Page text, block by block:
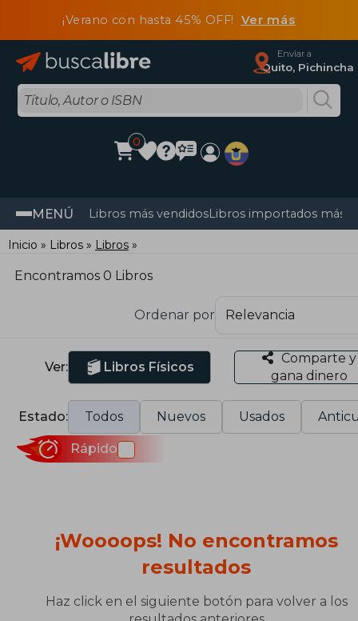
¡Verano con hasta 45% OFF! Ver más
Enviar a
Quito, Pichincha
0
MENÚ Libros más vendidosLibros importados más
Inicio Libros Libros
Encontramos 0 Libros
Ordenar por
Ver: Libros Físicos
Comparte y
gana dinero
Estado: Todos Nuevos Usados
Rápido
¡Woooops! No encontramos
resultados
Haz click en el siguiente botón para volver a los